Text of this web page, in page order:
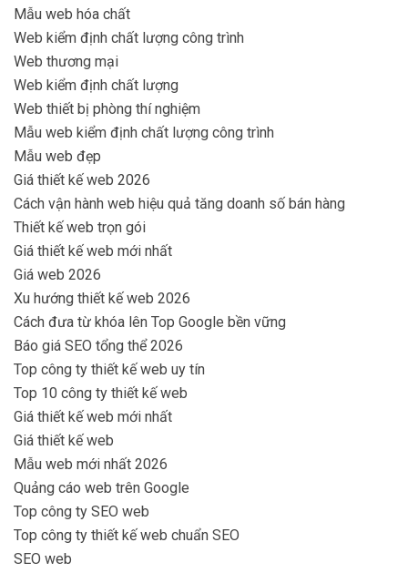
Mẫu web hóa chất
Web kiểm định chất lượng công trình
Web thương mại
Web kiểm định chất lượng
Web thiết bị phòng thí nghiệm
Mẫu web kiểm định chất lượng công trình
Mẫu web đẹp
Giá thiết kế web 2026
Cách vận hành web hiệu quả tăng doanh số bán hàng
Thiết kế web trọn gói
Giá thiết kế web mới nhất
Giá web 2026
Xu hướng thiết kế web 2026
Cách đưa từ khóa lên Top Google bền vững
Báo giá SEO tổng thể 2026
Top công ty thiết kế web uy tín
Top 10 công ty thiết kế web
Giá thiết kế web mới nhất
Giá thiết kế web
Mẫu web mới nhất 2026
Quảng cáo web trên Google
Top công ty SEO web
Top công ty thiết kế web chuẩn SEO
SEO web